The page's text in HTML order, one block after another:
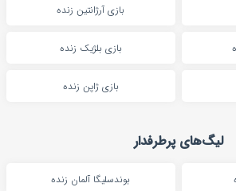
بازی آرژانتین زنده
بازی بلژیک زنده
بازی ژاپن زنده
لیگ‌های پرطرفدار
بوندسلیگا آلمان زنده